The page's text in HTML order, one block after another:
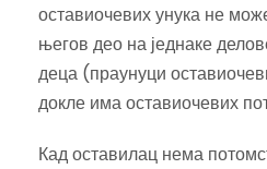
оставиочевих унука не
његов део на једнаке
деца (праунуци
докле има оставиочевих
Кад оставилац нема